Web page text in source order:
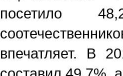
посетило
впечатляет. В